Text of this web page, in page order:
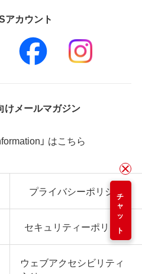
チャット
アカウント
けメールマガジン
」 はこちら
プライバシーポリシー
セキュリティーポリシー
ウェブアクセシビリティ